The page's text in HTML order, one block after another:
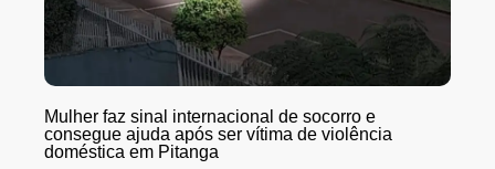
Mulher faz sinal internacional de socorro e
consegue ajuda após ser vítima de violência
doméstica em Pitanga